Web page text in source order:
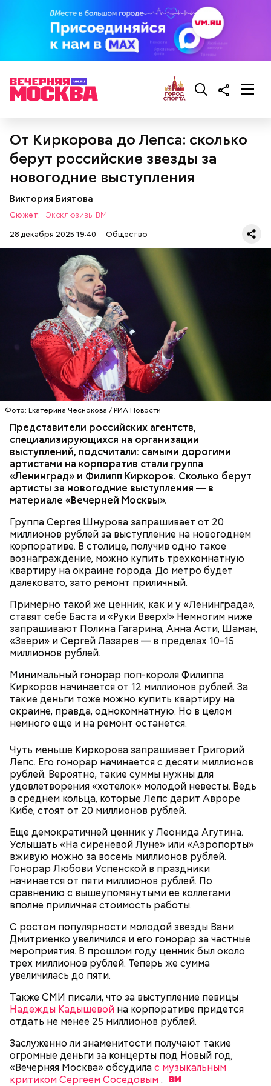
От Киркорова до Лепса: сколько
берут российские звезды за
новогодние выступления
Виктория Биятова
Сюжет:
Эксклюзивы ВМ
28 декабря 2025 19:40
Общество
Фото: Екатерина Чеснокова / РИА Новости
Представители российских агентств,
специализирующихся на организации
выступлений, подсчитали: самыми дорогими
артистами на корпоратив стали группа
«Ленинград» и Филипп Киркоров. Сколько берут
артисты за новогодние выступления — в
материале «Вечерней Москвы».
Группа Сергея Шнурова запрашивает от 20
миллионов рублей за выступление на новогоднем
корпоративе. В столице, получив одно такое
вознаграждение, можно купить трехкомнатную
квартиру на окраине города. До метро будет
далековато, зато ремонт приличный.
Примерно такой же ценник, как и у «Ленинграда»,
ставят себе Баста и «Руки Вверх!» Немногим ниже
запрашивают Полина Гагарина, Анна Асти, Шаман,
«Звери» и Сергей Лазарев — в пределах 10–15
миллионов рублей.
Минимальный гонорар поп-короля Филиппа
Киркоров начинается от 12 миллионов рублей. За
такие деньги тоже можно купить квартиру на
окраине, правда, однокомнатную. Но в целом
немного еще и на ремонт останется.
Чуть меньше Киркорова запрашивает Григорий
Лепс. Его гонорар начинается с десяти миллионов
рублей. Вероятно, такие суммы нужны для
удовлетворения «хотелок» молодой невесты. Ведь
в среднем кольца, которые Лепс дарит Авроре
Кибе, стоят от 20 миллионов рублей.
Еще демократичней ценник у Леонида Агутина.
Услышать «На сиреневой Луне» или «Аэропорты»
вживую можно за восемь миллионов рублей.
Гонорар Любови Успенской в праздники
начинается от пяти миллионов рублей. По
сравнению с вышеупомянутыми ее коллегами
вполне приличная стоимость работы.
С ростом популярности молодой звезды Вани
Дмитриенко увеличился и его гонорар за частные
мероприятия. В прошлом году ценник был около
трех миллионов рублей. Теперь же сумма
увеличилась до пяти.
Также СМИ писали, что за выступление певицы
Надежды Кадышевой на корпоративе придется
отдать не менее 25 миллионов рублей.
Заслуженно ли знаменитости получают такие
огромные деньги за концерты под Новый год,
«Вечерняя Москва» обсудилас музыкальным
критиком Сергеем Соседовым.
Оливковое масло — 50 мл.
Яблочный уксус — 2 ст. ложки.
Тархун — 1 веточка.
Чеснок — 2 зубчика.
Сахар — 1 ст. ложка.
Готовим:Нужно в течение 10 минут обжарить
перцы на мангале с раскаленными углями. Красный
лук нарезать кольцами и подпечь с двух сторон.
Кабачок и баклажан нарезать крупными кольцами,
приправить солью и выложить на мангал к перцам.
— Затем достать подпекшийся до темного цвета
перец с углей и переложить его в пакет, чтобы
кожица стала мягкой. После необходимо снять эту
кожицу с овоща и нарезать. Далее готовые лук,
баклажан и кабачок разрезать пополам, а помидор
— на крупные дольки, — рассказал собеседник
Для заправки нужно мелко нарезать чеснок и
смешать его с уксусом, оливковым маслом, сахаром
и нарезанной веточкой тархуна.
— Для сервировки салата необходимо выложить
все ингредиенты в чашу, поджарить слайсы сыра
на сковороде и выложить их на салат, — дополнил
200 граммов сливочного масла;
1 стакан сахара;
10 граммов ванильного сахара;
1/4 чайной ложки соли;
Способ приготовления
растопить и взбить с сахаром, туда же
добавить ванильный сахар и соль. Все эти
ингредиенты нужно взбивать миксером
примерно три минуты, пока масло не
побелеет.
массу яйца, после чего нужно получившееся
тесто вновь взбить.
Если технология соблюдается правильно, то
должен получиться воздушный кремовый
сгусток цвета слоновой кости.
Затем в тесто нужно включить цедру
цитрусовый сок.
В отдельной посуде нужно смешать муку с
разрыхлителем, а потом эти компоненты
следует объединить с ранее полученной
масляной основой.
После объединения и тщательного «микса»
этих ингредиентов, необходимо добавлять
взбить. Но не миксером, а ложкой или
кухонной лопаткой, чтобы не измельчить
сухофрукты.
Тесто сразу можно выпекать, ему не нужна
расстойка, предупредил шеф-повар:
Диетолог Соломатина объяснила,
как без вреда для здоровья выйти
— Из указанных мною объемов у вас должно
получиться три кулича среднего размера. Выпекать
их нужно при температуре 180 градусов около 40
минут.
Для глазури нужны: